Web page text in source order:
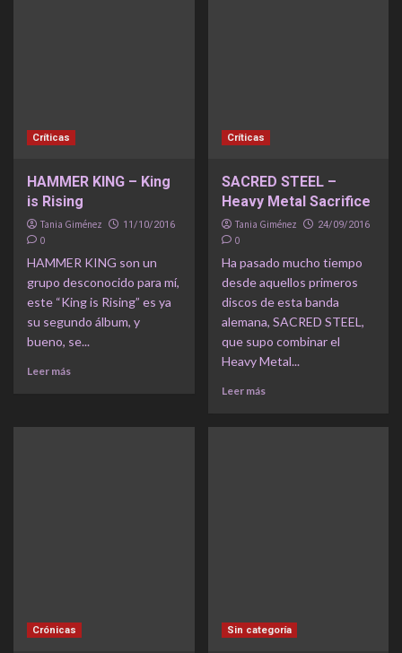
Críticas
HAMMER KING – King
is Rising
Tania Giménez 11/10/2016
0
HAMMER KING son un
grupo desconocido para mí,
este “King is Rising” es ya
su segundo álbum, y
bueno, se...
Leer más
Críticas
SACRED STEEL –
Heavy Metal Sacrifice
Tania Giménez 24/09/2016
0
Ha pasado mucho tiempo
desde aquellos primeros
discos de esta banda
alemana, SACRED STEEL,
que supo combinar el
Heavy Metal...
Leer más
Crónicas Sin categoría